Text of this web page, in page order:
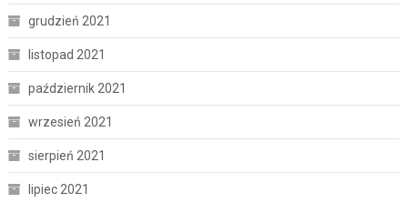
grudzień 2021
listopad 2021
październik 2021
wrzesień 2021
sierpień 2021
lipiec 2021